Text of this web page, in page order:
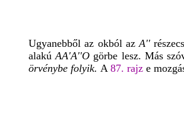
Ugyanebből az okból azA''
alakúAA'A''O görbe lesz. Más
örvénybe folyik. A 87. rajz e